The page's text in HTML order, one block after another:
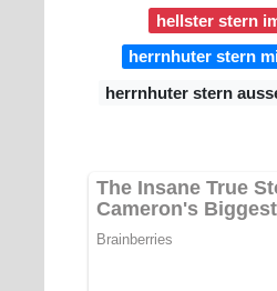
hellster stern
herrnhuter stern
herrnhuter stern